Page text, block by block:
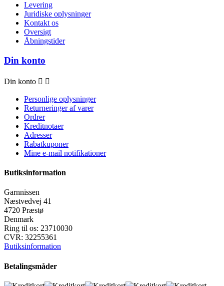
Levering
Juridiske oplysninger
Kontakt os
Oversigt
Åbningstider
Din konto
Din konto  
Personlige oplysninger
Returneringer af varer
Ordrer
Kreditnotaer
Adresser
Rabatkuponer
Mine e-mail notifikationer
Butiksinformation
Garnnissen
Næstvedvej 41
4720 Præstø
Denmark
Ring til os: 23710030
CVR: 32255361
Butiksinformation
Betalingsmåder